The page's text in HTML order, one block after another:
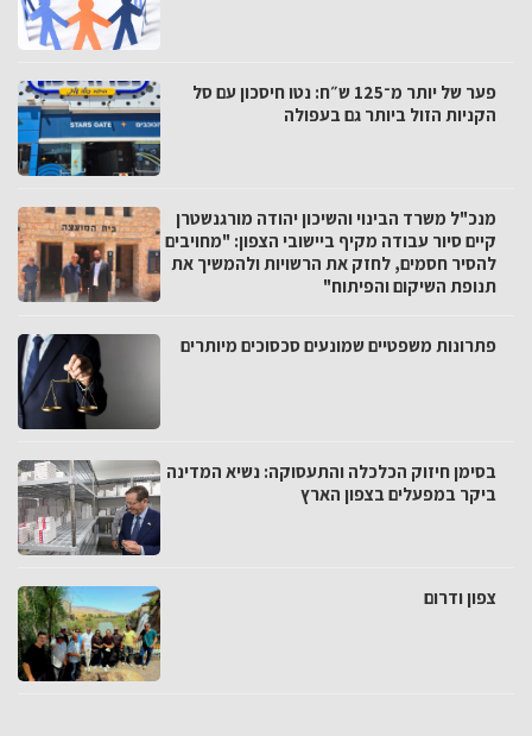
פער של יותר מ־125 ש״ח: נטו חיסכון עם סל
הקניות הזול ביותר גם בעפולה
מנכ"ל משרד הבינוי והשיכון יהודה מורגנשטרן
קיים סיור עבודה מקיף ביישובי הצפון: "מחויבים
להסיר חסמים, לחזק את הרשויות ולהמשיך את
תנופת השיקום והפיתוח"
פתרונות משפטיים שמונעים סכסוכים מיותרים
בסימן חיזוק הכלכלה והתעסוקה: נשיא המדינה
ביקר במפעלים בצפון הארץ
צפון ודרום